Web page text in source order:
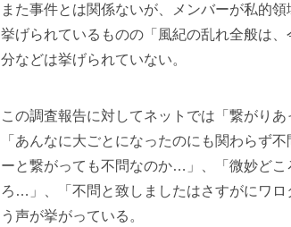
また事件とは関係ないが、メンバーが私的
挙げられているものの「風紀の乱れ全般は
分などは挙げられていない。
この調査報告に対してネットでは「繋がり
「あんなに大ごとになったのにも関わら
ーと繋がっても不問なのか…」、「微妙ど
ろ…」、「不問と致しましたはさすがにワ
う声が挙がっている。